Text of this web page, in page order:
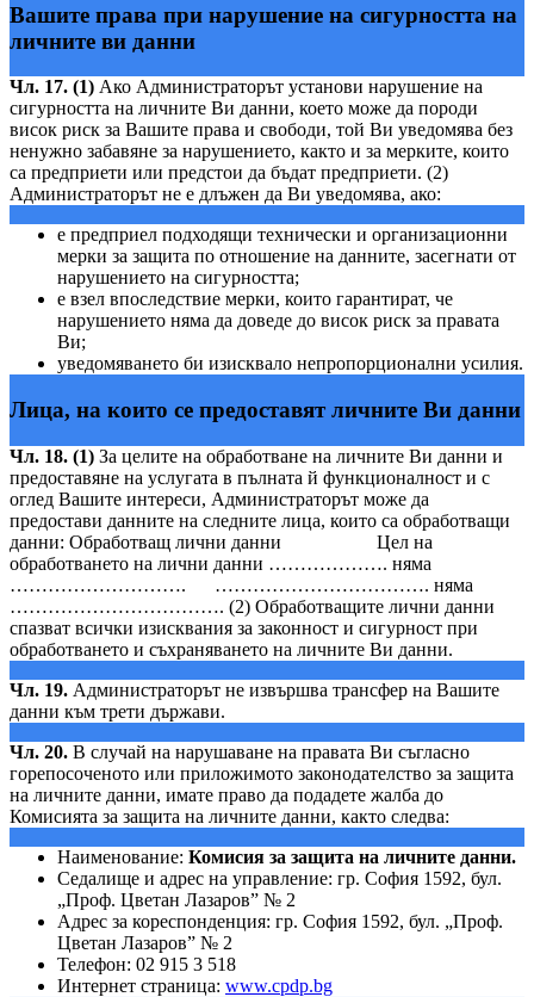
Вашите права при нарушение на сигурността на
личните ви данни
Чл. 17. (1) Ако Администраторът установи нарушение на
сигурността на личните Ви данни, което може да породи
висок риск за Вашите права и свободи, той Ви уведомява без
ненужно забавяне за нарушението, както и за мерките, които
са предприети или предстои да бъдат предприети. (2)
Администраторът не е длъжен да Ви уведомява, ако:
е предприел подходящи технически и организационни
мерки за защита по отношение на данните, засегнати от
нарушението на сигурността;
е взел впоследствие мерки, които гарантират, че
нарушението няма да доведе до висок риск за правата
Ви;
уведомяването би изисквало непропорционални усилия.
Лица, на които се предоставят личните Ви данни
Чл. 18. (1) За целите на обработване на личните Ви данни и
предоставяне на услугата в пълната й функционалност и с
оглед Вашите интереси, Администраторът може да
предостави данните на следните лица, които са обработващи
данни: Обработващ лични данни Цел на
обработването на лични данни ………………. няма
………………………. ……………………………. няма
……………………………. (2) Обработващите лични данни
спазват всички изисквания за законност и сигурност при
обработването и съхраняването на личните Ви данни.
Чл. 19. Администраторът не извършва трансфер на Вашите
данни към трети държави.
Чл. 20. В случай на нарушаване на правата Ви съгласно
горепосоченото или приложимото законодателство за защита
на личните данни, имате право да подадете жалба до
Комисията за защита на личните данни, както следва:
Наименование: Комисия за защита на личните данни.
Седалище и адрес на управление: гр. София 1592, бул.
„Проф. Цветан Лазаров” № 2
Адрес за кореспонденция: гр. София 1592, бул. „Проф.
Цветан Лазаров” № 2
Телефон: 02 915 3 518
Интернет страница: www.cpdp.bg